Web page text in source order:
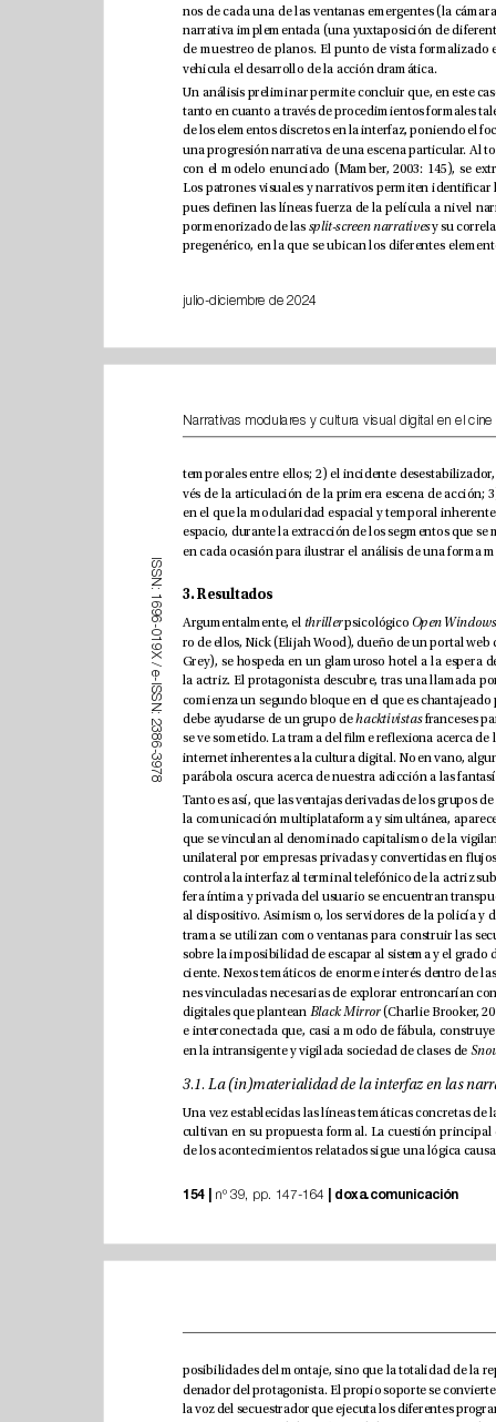
julio-diciembre de 2024
vehicula el desarrollo de la acción dramática.
sp lit-screen narratives
I
S
S
N
:
1
6
9
6
-
0
1
9
X
/
e
I
S
S
N
:
2
3
8
6
-
3
9
7
8
doxa.comunicación
3. Resultados
thriller Open
debe ayudarse de un grupo de hacktivistas
Black Mirror